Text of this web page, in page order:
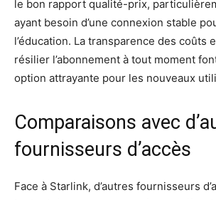
le bon rapport qualité-prix,
ayant besoin d’une connexion stable
l’éducation. La transparence des coûts
résilier l’abonnement à tout moment
option attrayante pour les nouveaux
Comparaisons avec
fournisseurs d’accès
Face à Starlink, d’autres fournisseurs